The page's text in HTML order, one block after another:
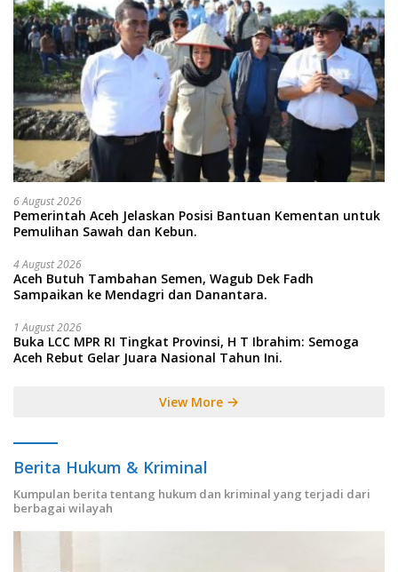
6 August 2026
Pemerintah Aceh Jelaskan Posisi Bantuan Kementan untuk
Pemulihan Sawah dan Kebun.
4 August 2026
Aceh Butuh Tambahan Semen, Wagub Dek Fadh
Sampaikan ke Mendagri dan Danantara.
1 August 2026
Buka LCC MPR RI Tingkat Provinsi, H T Ibrahim: Semoga
Aceh Rebut Gelar Juara Nasional Tahun Ini.
View More
Berita Hukum & Kriminal
Kumpulan berita tentang hukum dan kriminal yang terjadi dari
berbagai wilayah